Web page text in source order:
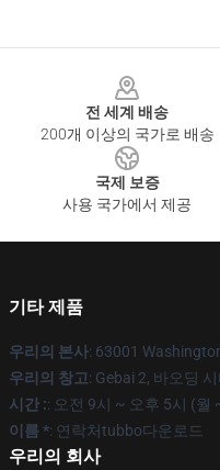
전 세계 배송
200개 이상의 국가로 배송
국제 보증
사용 국가에서 제공
기타 제품
우리의 본사: 63001
우리의 창고: Gebai 2, 바오딩
시간 :: 오전 9시 ~ 오후 5시 (월
이름 *: 연락처tubbo다운로드
우리의 회사